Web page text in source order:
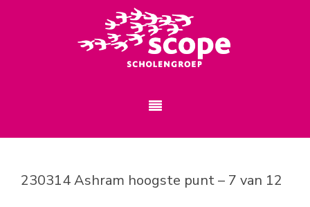
230314 Ashram hoogste punt – 7 van 12